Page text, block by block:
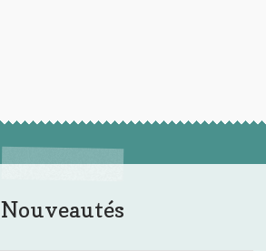
Nouveautés